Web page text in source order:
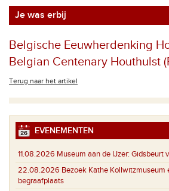
Je was erbij
Belgische Eeuwherdenking
Belgian Centenary Houthulst
Terug naar het artikel
EVENEMENTEN
11.08.2026 Museum aan de IJzer: Gidsbeurt
22.08.2026 Bezoek Käthe Kollwitzmuseum
begraafplaats